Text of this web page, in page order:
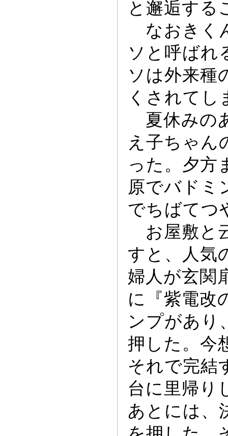
と邂逅する
なおきく
ソと呼ばれ
ソは外来種
くされてし
夏休みの
え子ち ゃ ん
っ た。夕方
原でバドミ
でちばてつ
お屋敷と
すと、人気
婦人が玄関
に『紫電改
ンプがあり
押した。今
それで完結
台に里帰り
あとには、